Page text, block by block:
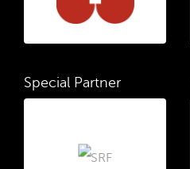
Special Partner